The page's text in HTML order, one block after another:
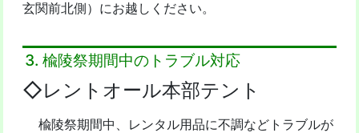
玄関前北側）にお越しください。
3. 楡陵祭期間中のトラブル対応
◇レントオール本部テント
楡陵祭期間中、レンタル用品に不調などトラブルが